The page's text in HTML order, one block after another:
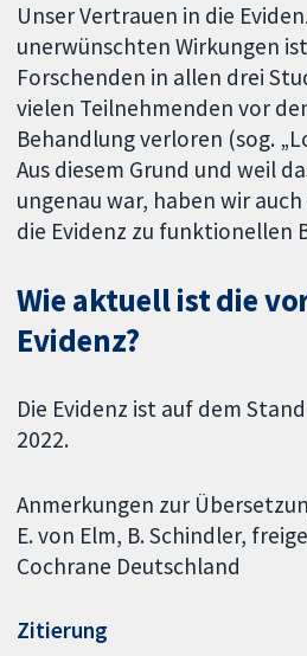
Unser Vertrauen in die
unerwünschten Wirkungen
Forschenden in allen drei
vielen Teilnehmenden vor
Behandlung verloren (sog.
Aus diesem Grund und weil
ungenau war, haben wir
die Evidenz zu funktionellen
Wie aktuell ist die
Evidenz?
Die Evidenz ist auf dem
2022.
Anmerkungen zur
E. von Elm, B. Schindler,
Cochrane Deutschland
Zitierung